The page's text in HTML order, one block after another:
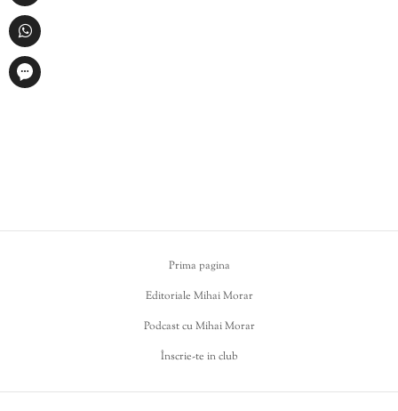
Prima pagina
Editoriale Mihai Morar
Podcast cu Mihai Morar
Înscrie-te in club